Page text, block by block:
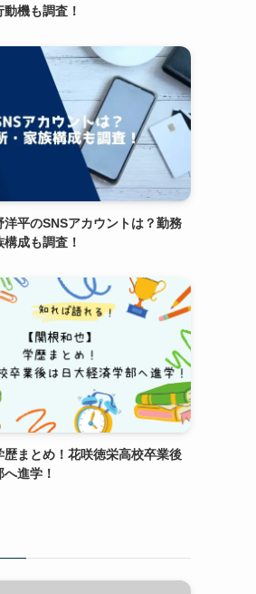
機も調査！
洋平のSNSアカウントは？勤務
成も調査！
歴まとめ！花咲徳栄高校卒業後
進学！